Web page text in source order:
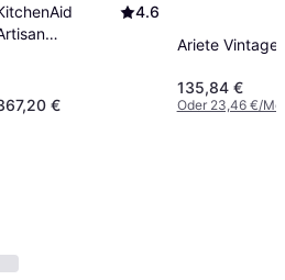
4.6
€
Ariete Vintage
135,84 €
Oder 23,46 €/